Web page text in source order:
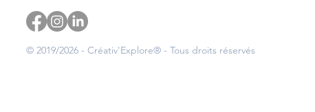
© 2019/2026 - Créativ'Explore® - Tous droits réservés